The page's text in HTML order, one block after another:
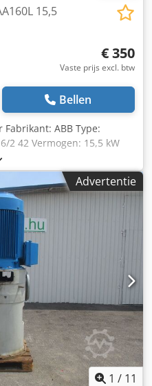
15,5
€ 350
Vaste prijs excl. btw
Bellen
ABB Type:
2 42 Vermogen: 15,5 kW
40 mm Golflengte:
mm Dsdpfx Aiovz Da
Advertentie
1 / 11